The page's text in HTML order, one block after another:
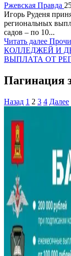
Ржевская Правда
Игорь Руденя
региональных
садов – по 10...
Читать далее
КОЛЛЕДЖЕЙ И
ВЫПЛАТА ОТ
Пагинация
Назад 1 2 3 4 Далее